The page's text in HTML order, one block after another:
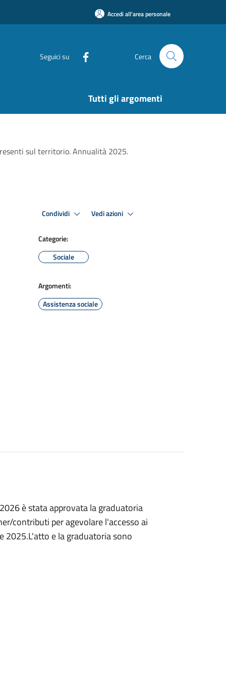
Accedi all'area personale
Seguici su Cerca
Tutti gli argomenti
sul territorio. Annualità 2025.
Condividi Vedi azioni
Categorie:
Sociale
Argomenti:
Assistenza sociale
è stata approvata la graduatoria
contributi per agevolare l'accesso ai
2025.L'atto e la graduatoria sono